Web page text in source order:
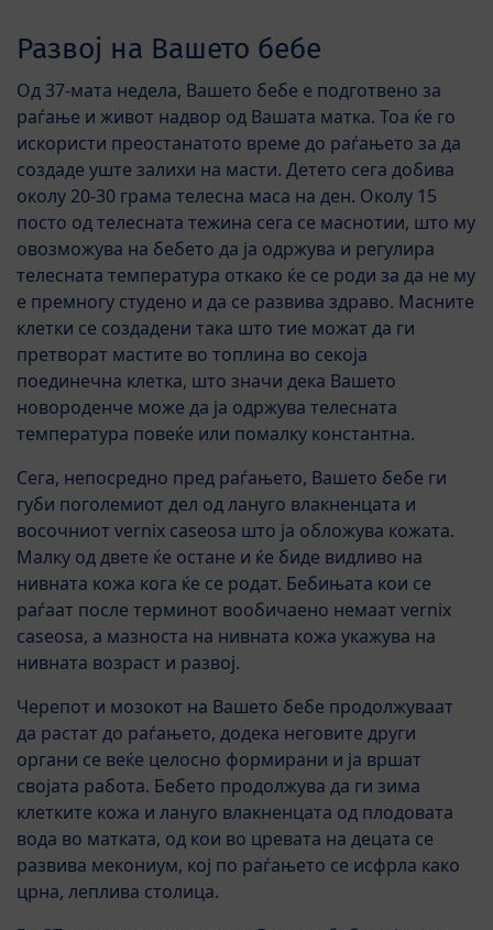
Развој на Вашето бебе
Од 37-мата недела, Вашето бебе е подготвено за
раѓање и живот надвор од Вашата матка. Тоа ќе го
искористи преостанатото време до раѓањето за да
создаде уште залихи на масти. Детето сега добива
околу 20-30 грама телесна маса на ден. Околу 15
посто од телесната тежина сега се маснотии, што му
овозможува на бебето да ја одржува и регулира
телесната температура откако ќе се роди за да не му
е премногу студено и да се развива здраво. Масните
клетки се создадени така што тие можат да ги
претворат мастите во топлина во секоја
поединечна клетка, што значи дека Вашето
новороденче може да ја одржува телесната
температура повеќе или помалку константна.
Сега, непосредно пред раѓањето, Вашето бебе ги
губи поголемиот дел од лануго влакненцата и
восочниот vernix caseosa што ја обложува кожата.
Малку од двете ќе остане и ќе биде видливо на
нивната кожа кога ќе се родат. Бебињата кои се
раѓаат после терминот вообичаено немаат vernix
caseosa, а мазноста на нивната кожа укажува на
нивната возраст и развој.
Черепот и мозокот на Вашето бебе продолжуваат
да растат до раѓањето, додека неговите други
органи се веќе целосно формирани и ја вршат
својата работа. Бебето продолжува да ги зима
клетките кожа и лануго влакненцата од плодовата
вода во матката, од кои во цревата на децата се
развива мекониум, кој по раѓањето се исфрла како
црна, леплива столица.